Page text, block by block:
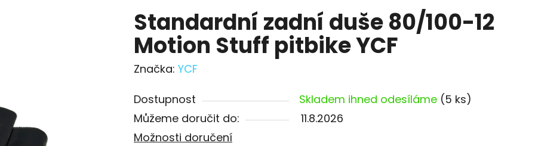
Standardní zadní duše 80/100-12
Motion Stuff pitbike YCF
Značka: YCF
Dostupnost Skladem ihned odesíláme (5 ks)
Můžeme doručit do:
11.8.2026
Možnosti doručení